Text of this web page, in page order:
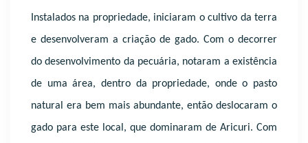
Instalados na propriedade, iniciaram o cultivo da terra
e desenvolveram a criação de gado. Com o decorrer
do desenvolvimento da pecuária, notaram a existência
de uma área, dentro da propriedade, onde o pasto
natural era bem mais abundante, então deslocaram o
gado para este local, que dominaram de Aricuri. Com